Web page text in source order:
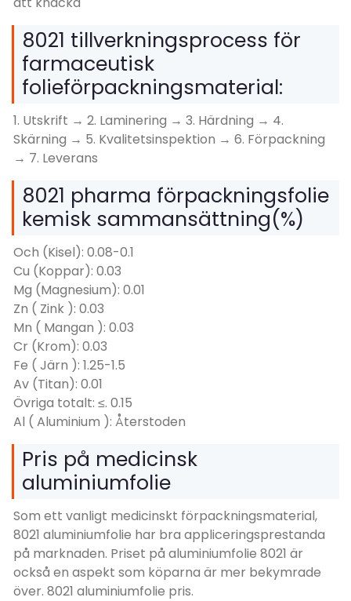
8021 tillverkningsprocess för
farmaceutisk
folieförpackningsmaterial:
1. Utskrift → 2. Laminering → 3. Härdning → 4.
Skärning → 5. Kvalitetsinspektion → 6. Förpackning
→ 7. Leverans
8021 pharma förpackningsfolie
kemisk sammansättning(%)
Och (Kisel): 0.08-0.1
Cu (Koppar): 0.03
Mg (Magnesium): 0.01
Zn ( Zink ): 0.03
Mn ( Mangan ): 0.03
Cr (Krom): 0.03
Fe ( Järn ): 1.25-1.5
Av (Titan): 0.01
Övriga totalt: ≤. 0.15
Al ( Aluminium ): Återstoden
Pris på medicinsk
aluminiumfolie
Som ett vanligt medicinskt förpackningsmaterial,
8021 aluminiumfolie har bra appliceringsprestanda
på marknaden. Priset på aluminiumfolie 8021 är
också en aspekt som köparna är mer bekymrade
över. 8021 aluminiumfolie pris.